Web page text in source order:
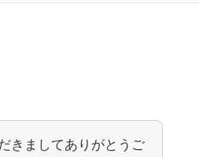
きましてありがとうご